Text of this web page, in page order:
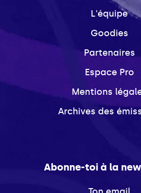
L'équipe
Goodies
Partenaires
Espace Pro
Mentions
Archives des
Abonne-toi à la